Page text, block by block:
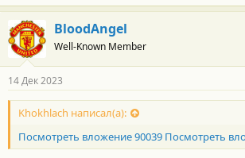
BloodAngel
Well-Known Member
14 Дек 2023
Khokhlach написал(а):
Посмотреть вложение 90039 Посмотреть